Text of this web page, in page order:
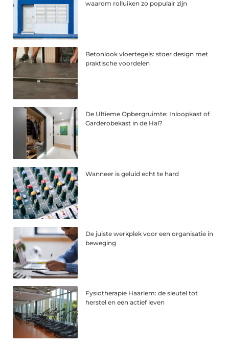
waarom rolluiken zo populair zijn
Betonlook vloertegels: stoer design met
praktische voordelen
De Ultieme Opbergruimte: Inloopkast of
Garderobekast in de Hal?
Wanneer is geluid echt te hard
De juiste werkplek voor een organisatie in
beweging
Fysiotherapie Haarlem: de sleutel tot
herstel en een actief leven